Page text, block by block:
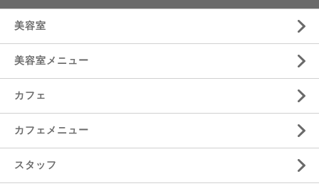
美容室
美容室メニュー
カフェ
カフェメニュー
スタッフ